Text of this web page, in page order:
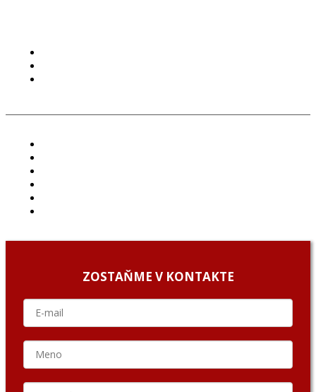
ZOSTAŇME V KONTAKTE